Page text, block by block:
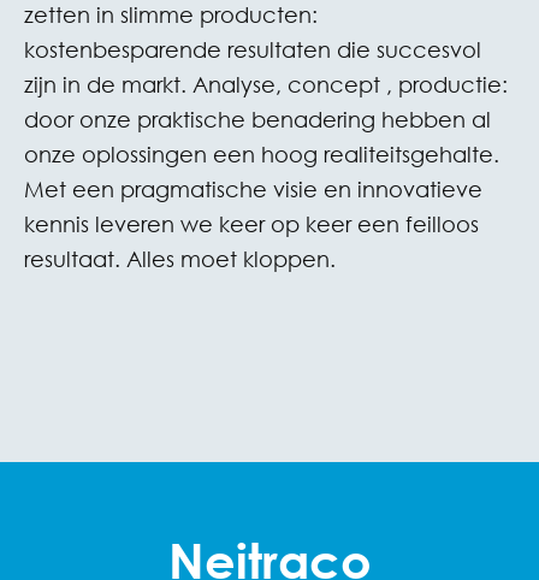
zetten in slimme producten:
kostenbesparende resultaten die succesvol
zijn in de markt. Analyse, concept , productie:
door onze praktische benadering hebben al
onze oplossingen een hoog realiteitsgehalte.
Met een pragmatische visie en innovatieve
kennis leveren we keer op keer een feilloos
resultaat. Alles moet kloppen.
Neitraco